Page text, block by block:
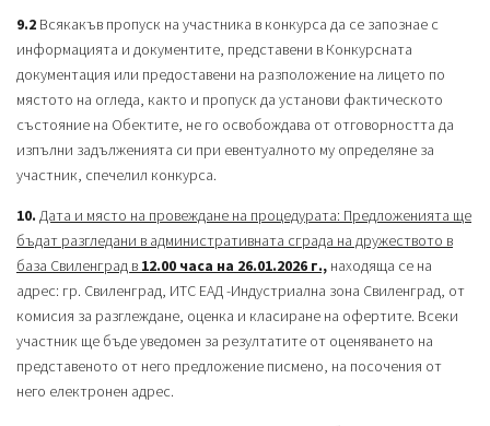
9.2 Всякакъв пропуск на участника в конкурса да се запознае с
информацията и документите, представени в Конкурсната
документация или предоставени на разположение на лицето по
мястото на огледа, както и пропуск да установи фактическото
състояние на Обектите, не го освобождава от отговорността да
изпълни задълженията си при евентуалното му определяне за
участник, спечелил конкурса.
10. Дата и място на провеждане на процедурата: Предложенията ще
бъдат разгледани в административната сграда на дружеството в
база Свиленград в 12.00 часа на 26.01.2026 г., находяща се на
адрес: гр. Свиленград, ИТС ЕАД -Индустриална зона Свиленград, от
комисия за разглеждане, оценка и класиране на офертите. Всеки
участник ще бъде уведомен за резултатите от оценяването на
представеното от него предложение писмено, на посочения от
него електронен адрес.